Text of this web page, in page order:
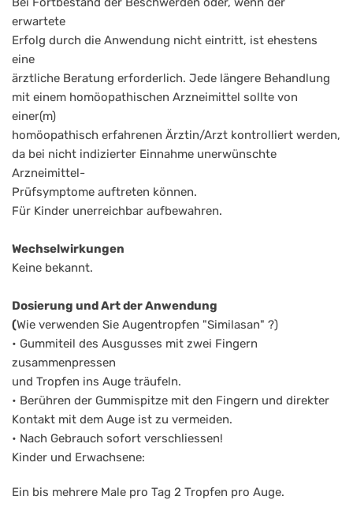
erwartete
Erfolg durch die Anwendung nicht eintritt, ist ehestens
eine
ärztliche Beratung erforderlich. Jede längere Behandlung
mit einem homöopathischen Arzneimittel sollte von
einer(m)
homöopathisch erfahrenen Ärztin/Arzt kontrolliert werden,
da bei nicht indizierter Einnahme unerwünschte
Arzneimittel-
Prüfsymptome auftreten können.
Für Kinder unerreichbar aufbewahren.
Wechselwirkungen
Keine bekannt.
Dosierung und Art der Anwendung
(Wie verwenden Sie Augentropfen "Similasan" ?)
• Gummiteil des Ausgusses mit zwei Fingern
zusammenpressen
und Tropfen ins Auge träufeln.
• Berühren der Gummispitze mit den Fingern und direkter
Kontakt mit dem Auge ist zu vermeiden.
• Nach Gebrauch sofort verschliessen!
Kinder und Erwachsene:
Ein bis mehrere Male pro Tag 2 Tropfen pro Auge.